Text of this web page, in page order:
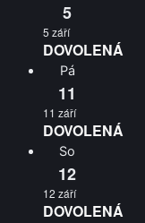
5
DOVOLENÁ
5 září
Pá
11
DOVOLENÁ
11 září
So
12
DOVOLENÁ
12 září